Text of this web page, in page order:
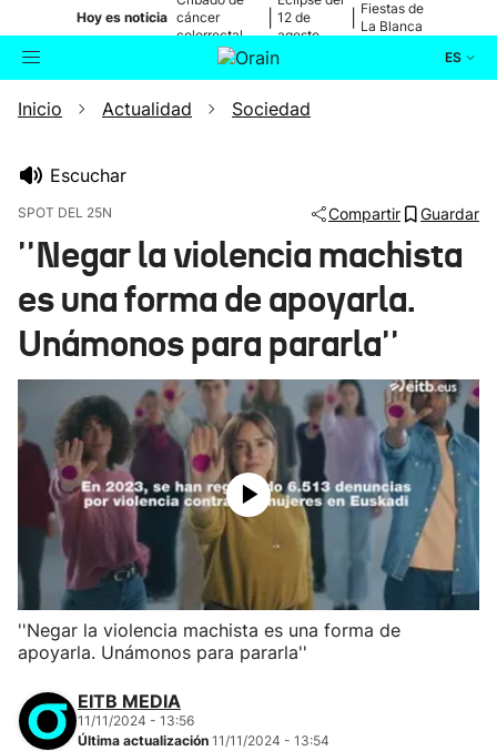
Hoy es noticia cáncer
colorrectal
12 de
agosto
Fiestas de
La Blanca
ES
Buscador Actualidad
Ikusmiran
Eguraldia
Inicio Actualidad Sociedad
Escuchar
SPOT DEL 25N Compartir Guardar
''Negar la violencia machista
es una forma de apoyarla.
Unámonos para pararla''
''Negar la violencia machista es una forma de
apoyarla. Unámonos para pararla''
EITB MEDIA
11/11/2024 - 13:56
Última actualización 11/11/2024 - 13:54